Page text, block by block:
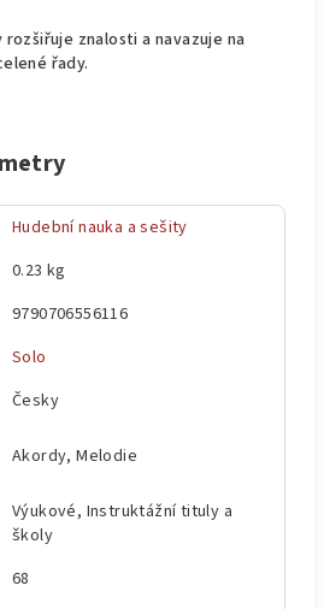
znalosti a navazuje na
řady.
Hudební nauka a sešity
0.23 kg
9790706556116
Solo
Česky
Akordy, Melodie
Výukové, Instruktážní tituly a
školy
68